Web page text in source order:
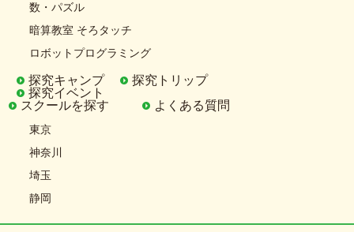
数・パズル
暗算教室 そろタッチ
ロボットプログラミング
探究キャンプ
探究トリップ
探究イベント
スクールを探す
東京
神奈川
埼玉
静岡
よくある質問